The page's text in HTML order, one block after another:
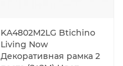
KA4802M2LG Btichino
Living Now
Декоративная рамка 2